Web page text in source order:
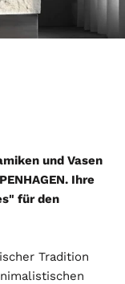
und Vasen
Ihre
für den
Tradition